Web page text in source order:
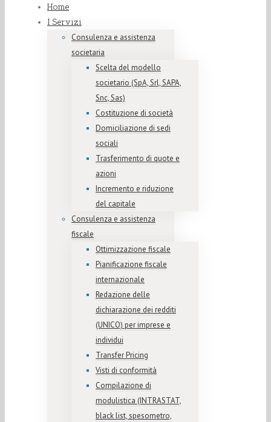
Home
I Servizi
Consulenza e assistenza
societaria
Scelta del modello
societario (SpA, Srl, SAPA,
Snc, Sas)
Costituzione di società
Domiciliazione di sedi
sociali
Trasferimento di quote e
azioni
Incremento e riduzione
del capitale
Consulenza e assistenza
fiscale
Ottimizzazione fiscale
Pianificazione fiscale
internazionale
Redazione delle
dichiarazione dei redditi
(UNICO) per imprese e
individui
Transfer Pricing
Visti di conformità
Compilazione di
modulistica (INTRASTAT,
black list, spesometro,